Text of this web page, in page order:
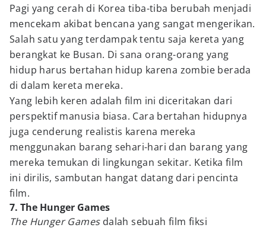
Pagi yang cerah di Korea tiba-tiba berubah menjadi
mencekam akibat bencana yang sangat mengerikan.
Salah satu yang terdampak tentu saja kereta yang
berangkat ke Busan. Di sana orang-orang yang
hidup harus bertahan hidup karena zombie berada
di dalam kereta mereka.
Yang lebih keren adalah film ini diceritakan dari
perspektif manusia biasa. Cara bertahan hidupnya
juga cenderung realistis karena mereka
menggunakan barang sehari-hari dan barang yang
mereka temukan di lingkungan sekitar. Ketika film
ini dirilis, sambutan hangat datang dari pencinta
film.
7. The Hunger Games
The Hunger Gamesdalah sebuah film fiksi